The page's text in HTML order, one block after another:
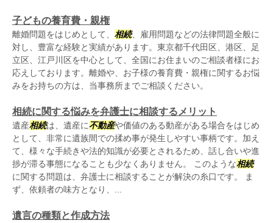
子どもの養育費・親権
離婚問題をはじめとして、 相続、雇用問題などの法律問題全般に
対し、豊富な経験と実績があります。東京都千代田区、港区、足
立区、江戸川区を中心として、全国にお住まいのご相談者様にお
応えしております。離婚や、お子様の養育費・親権に関するお悩
みをお持ちの方は、当事務所までご相談ください。
相続に関する悩みを弁護士に相談するメリット
遺産相続は、遺産に不動産や価値のある動産がある場合をはじめ
として、非常に遺族間での揉め事が発生しやすい事柄です。加え
て、様々な手続きや法的知識が必要とされるため、話し合いや進
捗が滞る事態になることも少なくありません。 このような相続
に関する問題は、弁護士に相談することが解決の糸口です。 ま
ず、依頼者の味方となり、...
遺言の種類と作成方法